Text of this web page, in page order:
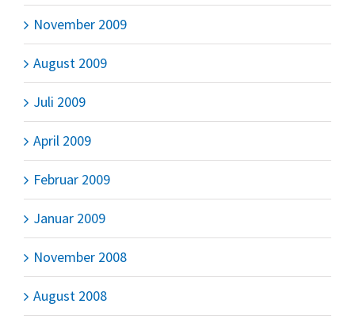
November 2009
August 2009
Juli 2009
April 2009
Februar 2009
Januar 2009
November 2008
August 2008